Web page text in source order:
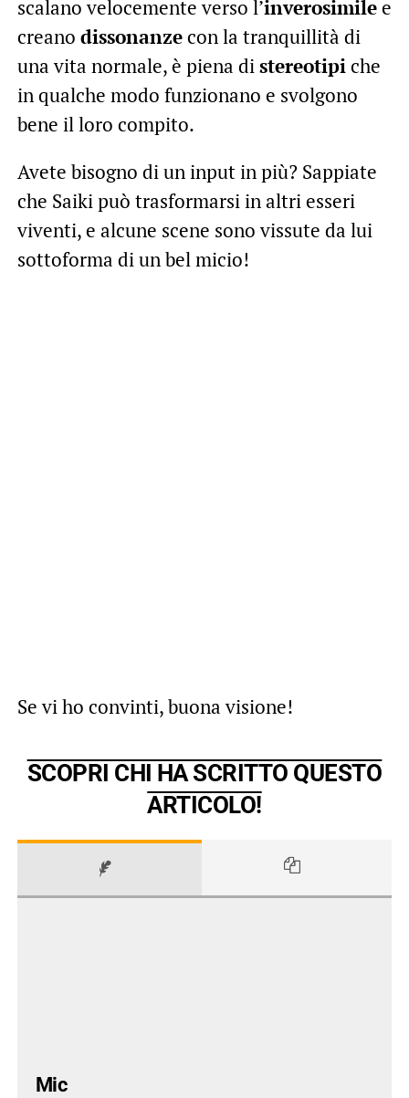
scalano velocemente verso l’inverosimilee
creano dissonanzecon la tranquillità di
una vita normale, è piena di stereotipi che
in qualche modo funzionano e svolgono
bene il loro compito.
Avete bisogno di un input in più? Sappiate
che Saiki può trasformarsi in altri esseri
viventi, e alcune scene sono vissute da lui
sottoforma di un bel micio!
Se vi ho convinti, buona visione!
SCOPRI CHI HA SCRITTO QUESTO
ARTICOLO!
Mic